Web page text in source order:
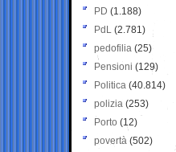
PD (1.188)
PdL (2.781)
pedofilia (25)
Pensioni (129)
Politica (40.814)
polizia (253)
Porto (12)
povertà (502)